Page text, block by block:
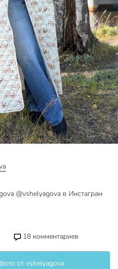
18 комментариев
от vshelyagova